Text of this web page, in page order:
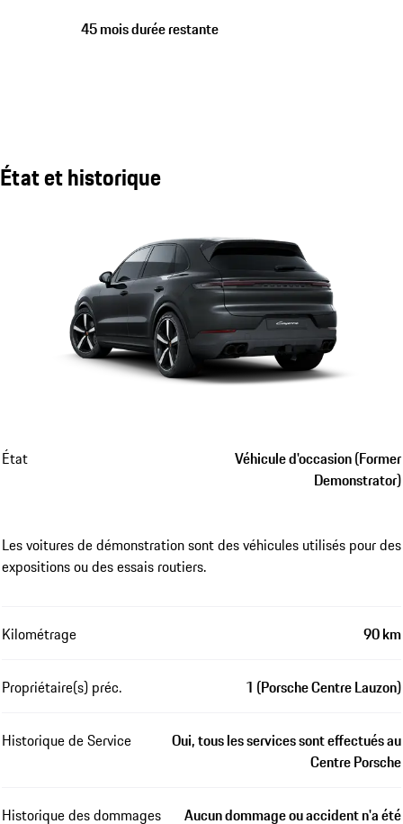
45 mois durée restante
État et historique
État
Véhicule d'occasion (Former
Demonstrator)
Les voitures de démonstration sont des véhicules utilisés pour des
expositions ou des essais routiers.
Kilométrage 90 km
Propriétaire(s) préc. 1 (Porsche Centre Lauzon)
Historique de Service
Oui, tous les services sont effectués au
Centre Porsche
Historique des dommages
Aucun dommage ou accident n'a été